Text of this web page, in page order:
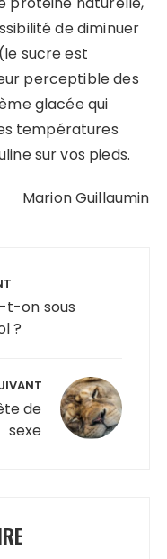
de diminuer
sucre est
perceptible des
glacée qui
températures
sur vos pieds.
Marion Guillaumin
t-on sous
?
de
sexe